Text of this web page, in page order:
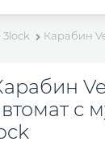
Карабин
с